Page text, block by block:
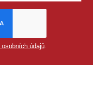
údajů.